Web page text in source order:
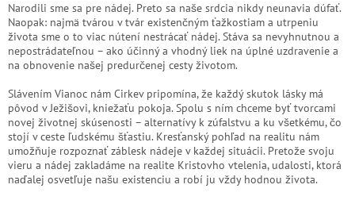
Narodili sme sa pre nádej. Preto sa naše srdcia nikdy neunavia dúfať.
Naopak: najmä tvárou v tvár existenčným ťažkostiam a utrpeniu
života sme o to viac nútení nestrácať nádej. Stáva sa nevyhnutnou a
nepostrádateľnou – ako účinný a vhodný liek na úplné uzdravenie a
na obnovenie našej predurčenej cesty životom.
Slávením Vianoc nám Cirkev pripomína, že každý skutok lásky má
pôvod v Ježišovi, kniežaťu pokoja. Spolu s ním chceme byť tvorcami
novej životnej skúsenosti – alternatívy k zúfalstvu a ku všetkému, čo
stojí v ceste ľudskému šťastiu. Kresťanský pohľad na realitu nám
umožňuje rozpoznať záblesk nádeje v každej situácii. Pretože svoju
vieru a nádej zakladáme na realite Kristovho vtelenia, udalosti, ktorá
naďalej osvetľuje našu existenciu a robí ju vždy hodnou života.